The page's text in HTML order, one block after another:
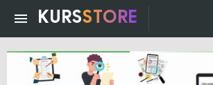
KURSSTORE